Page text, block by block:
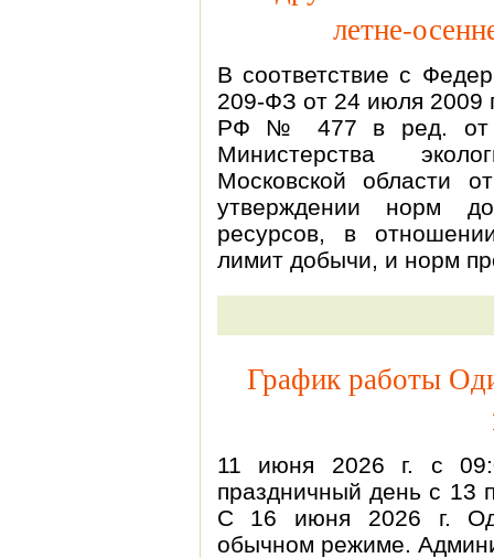
летне-
В соответствие с
209-ФЗ от 24 июля 2009
РФ № 477 в ред. от
Министерства
Московской
утверждении норм
ресурсов, в
лимит добычи, и норм
График работы
11 июня 2026 г. с
праздничный день с 13
С 16 июня 2026 г.
обычном режиме.